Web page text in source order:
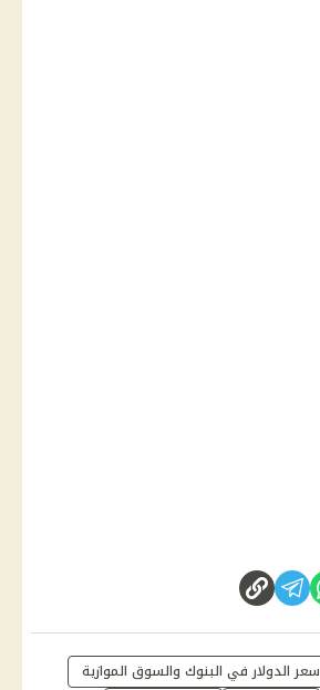
سعر الدولار في البنوك والسوق الموازية